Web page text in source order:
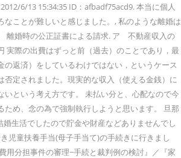
6/13 15:34:35 ID：afbadf75acd9. 本当に個人
なことが難しいと感じました。, 私のような離婚は
離婚時の公正証書による請求. ア 不動産収入の
際の出費はずっと前（過去）のことであり，最
の返済）をしているわけではない，というケース
否定されました。現実的な収入（使える金銭）に
いという考え方です。 未払い分と、心配なので今
ため、念の為で強制執行しようと思います。 旦那
生活でしたので貯金や財産などありませんでし
児童扶養手当(母子手当て)の手続きに行きまし
用分担事件の審理−手続と裁判例の検討』／『家